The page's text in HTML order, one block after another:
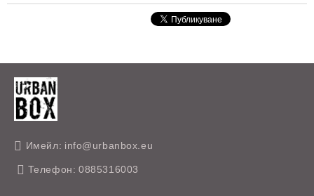
Имейл: info@urbanbox.eu
Телефон: 0885316003